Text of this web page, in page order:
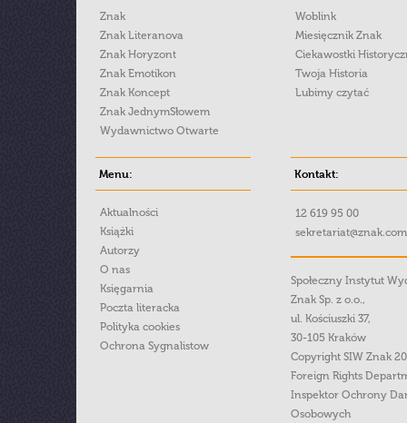
Znak
Znak Literanova
Znak Horyzont
Znak Emotikon
Znak Koncept
Znak JednymSłowem
Wydawnictwo Otwarte
Woblink
Miesięcznik Znak
Ciekawostki
Twoja Historia
Lubimy czytać
Menu:
Aktualności
Książki
Autorzy
O nas
Księgarnia
Poczta literacka
Polityka cookies
Ochrona Sygnalistow
Kontakt:
12 619 95 00
Społeczny Instytut
Znak Sp. z o.o.,
ul. Kościuszki 37,
30-105 Kraków
Copyright SIW Znak
Foreign Rights
Inspektor Ochrony
Osobowych